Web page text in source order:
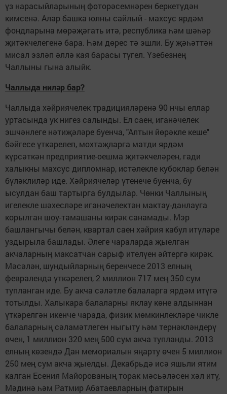
үз нарасыйларының фоторәсемнәрен беркетүдән
кимсенә. Алар башка юлны сайлый - махсус ярдәм
фондларына мөрәҗәгать итә, республика һәм шәһәр
җитәкчелегенә бара. Һәм дөрес тә эшли. Бу җәһәттән
мисал эзләп әллә кая барасы түгел. Үзебезнең
Чаллыны гына алыйк.
Чаллыда ниләр бар?
Чаллыда хәйриячелек традицияләренә 90 нчы еллар
уртасында ук нигез салынды. Ел саен, иганәчелек
эшчәнлеге нәтиҗәләре буенча, "Алтын йөрәкле кеше"
бәйгесе үткәрелеп, мохтаҗларга матди ярдәм
күрсәткән предприятие-оешма җитәкчеләрен, гади
халыкны махсус дипломнар, истәлекле кубоклар белән
бүләклиләр иде. Хәйриячеләр үтенече буенча, бу
ысулдан баш тартырга булдылар. Чөнки Чаллының
игелекле шәхесләре иганәчелектән мактау-данлауга
корылган шоу-тамашаны кирәк санамады. Мэр
башлангычы белән, квартал саен хәйрия кабул итүләре
уздырыла башлады. Әлеге чараларда җыелган
акчаларның максатчан сарыф ителүен әйтергә кирәк.
Мәсәлән, шундыйларның беренчесе 2013 елның
февралендә үткәрелеп, 2 миллион 717 мең 350 сум
тупланган иде. Бу акча сәләтле балаларга ярдәм итүгә
тотылды. Халыкара балаларны яклау көне алдыннан
үткәрелгән икенче чарада, физик мөмкинлекләре чикле
балаларның сәламәтлеген ныгыту һәм тернәкләндерү
өчен, 1 миллион 320 мең 500 сум акча тупланды. 2013
елның көзендә Дан мемориалын яңарту өчен 5 миллион
250 мең сум акча җыелды. Декабрьдә исә яшьли ятим
калган Есения Майорованың торак мәсьәләсен хәл итү,
Мәдинә һәм Ратмир Абатаевларның фатирын